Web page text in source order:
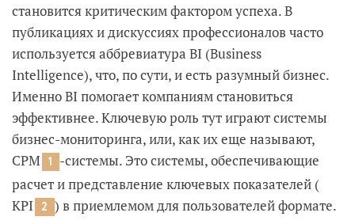
становится критическим фактором успеха. В
публикациях и дискуссиях профессионалов часто
используется аббревиатура BI (Business
Intelligence), что, по сути, и есть разумный бизнес.
Именно BI помогает компаниям становиться
эффективнее. Ключевую роль тут играют системы
бизнес-мониторинга, или, как их еще называют,
CPM 1 -системы. Это системы, обеспечивающие
расчет и представление ключевых показателей (
KPI 2 ) в приемлемом для пользователей формате.